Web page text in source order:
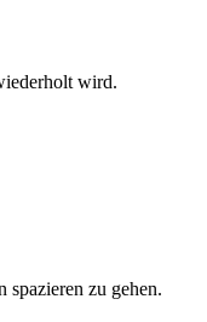
wird.
zu gehen.